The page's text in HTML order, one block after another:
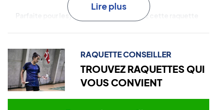
Parfaite pour les jeunes talents - achetez cette raquette
housse.
Lire plus
RAQUETTE CONSEILLER
TROUVEZ RAQUETTES QUI
VOUS CONVIENT